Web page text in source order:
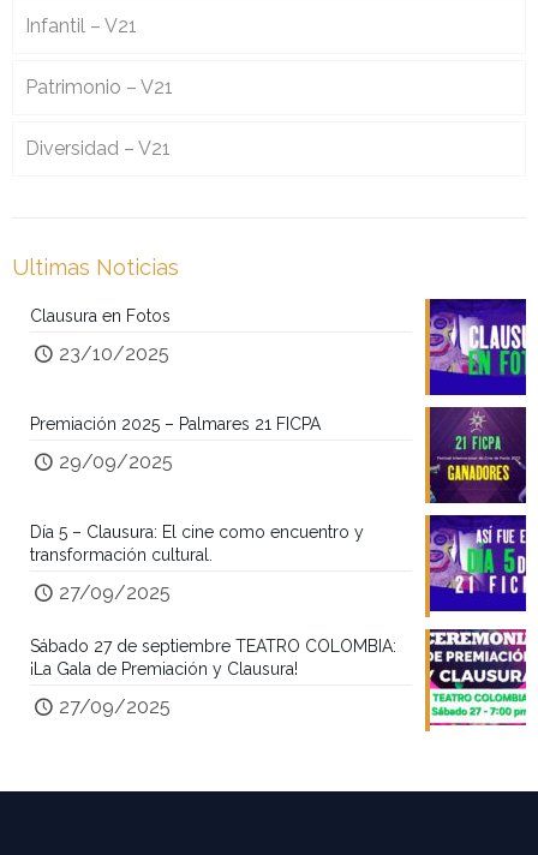
Infantil – V21
Patrimonio – V21
Diversidad – V21
Ultimas Noticias
Clausura en Fotos
23/10/2025
Premiación 2025 – Palmares 21 FICPA
29/09/2025
Día 5 – Clausura: El cine como encuentro y
transformación cultural.
27/09/2025
Sábado 27 de septiembre TEATRO COLOMBIA:
¡La Gala de Premiación y Clausura!
27/09/2025